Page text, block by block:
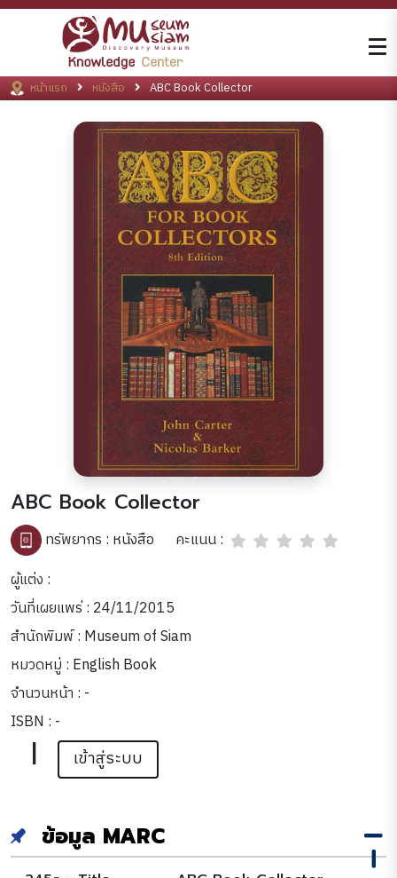
หน้าแรก หนังสือ ABC Book Collector
ABC Book Collector
ทรัพยากร : หนังสือ
คะแนน :
ผู้แต่ง :
วันที่เผยแพร่ : 24/11/2015
สำนักพิมพ์ : Museum of Siam
หมวดหมู่ : English Book
จำนวนหน้า : -
ISBN : -
| เข้าสู่ระบบ
ข้อมูล MARC